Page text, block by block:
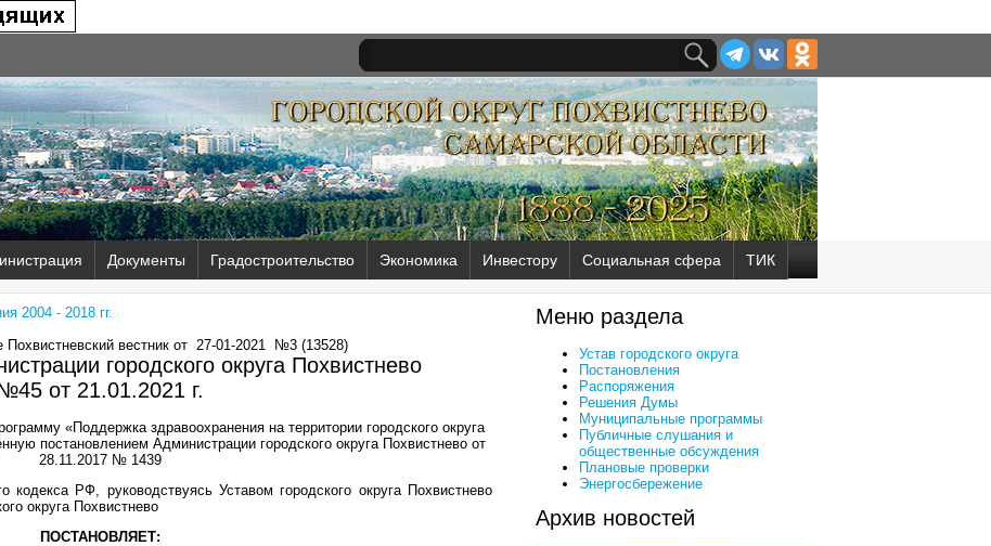
Документы Градостроительство Экономика Инвестору Социальная сфера ТИК
2004 - 2018 гг.
Похвистневский вестник от 27-01-2021 №3 (13528)
городского округа Похвистнево
от 21.01.2021 г.
«Поддержка здравоохранения на территории городского округа
постановлением Администрации городского округа Похвистнево от
28.11.2017 № 1439
кодекса РФ, руководствуясь Уставом городского округа Похвистнево
округа Похвистнево
ПОСТАНОВЛЯЕТ:
Меню раздела
Устав городского округа
Постановления
Распоряжения
Решения Думы
Муниципальные программы
Публичные слушания и
общественные обсуждения
Плановые проверки
Энергосбережение
Архив новостей